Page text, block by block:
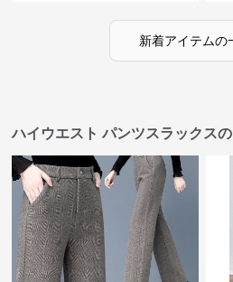
新着アイテムの
ハイウエスト パンツスラックス